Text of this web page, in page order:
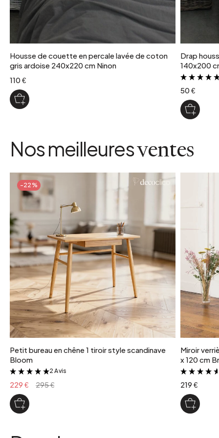
Housse de couette en percale lavée de coton
gris ardoise 240x220 cm Ninon
110 €
Drap
140x200
50 €
Nos meilleuresventes
-22%
Petit bureau en chêne 1 tiroir style scandinave
Bloom
&
2 Avis
229 € 295 €
Miroir
x 120 cm
219 €